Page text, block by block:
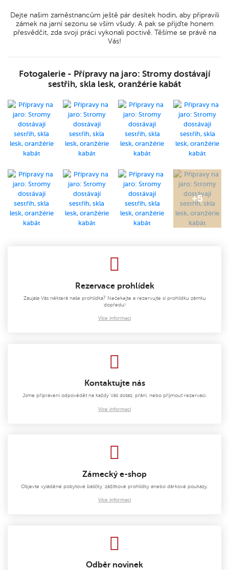
Dejte našim zaměstnancům ještě pár desítek hodin, aby připravili
zámek na jarní sezonu se vším všudy. A pak se přijďte honem
přesvědčit, zda svoji práci vykonali poctivě. Těšíme se právě na
Vás!
Fotogalerie - Přípravy na jaro: Stromy dostávají
sestřih, skla lesk, oranžérie kabát
Rezervace prohlídek
Zaujala Vás některá naše prohlídka? Nečekejte a rezervujte si prohlídku zámku
dopředu!
Více informací
Kontaktujte nás
Jsme připraveni odpovědět na každý Váš dotaz, přání, nebo přijmout rezervaci.
Více informací
Zámecký e-shop
Objevte vyladěné pobytové balíčky, zážitkové prohlídky anebo dárkové poukazy.
Více informací
Odběr novinek